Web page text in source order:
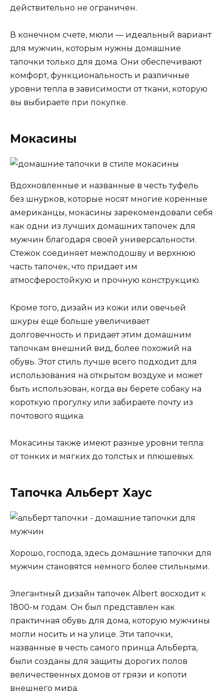
действительно не ограничен.
В конечном счете, мюли — идеальный вариант
для мужчин, которым нужны домашние
тапочки только для дома. Они обеспечивают
комфорт, функциональность и различные
уровни тепла в зависимости от ткани, которую
вы выбираете при покупке.
Мокасины
Вдохновленные и названные в честь туфель
без шнурков, которые носят многие коренные
американцы, мокасины зарекомендовали себя
как одни из лучших домашних тапочек для
мужчин благодаря своей универсальности.
Стежок соединяет межподошву и верхнюю
часть тапочек, что придает им
атмосферостойкую и прочную конструкцию.
Кроме того, дизайн из кожи или овечьей
шкуры еще больше увеличивает
долговечность и придает этим домашним
тапочкам внешний вид, более похожий на
обувь. Этот стиль лучше всего подходит для
использования на открытом воздухе и может
быть использован, когда вы берете собаку на
короткую прогулку или забираете почту из
почтового ящика.
Мокасины также имеют разные уровни тепла:
от тонких и мягких до толстых и плюшевых.
Тапочка Альберт Хаус
Хорошо, господа, здесь домашние тапочки для
мужчин становятся немного более стильными.
Элегантный дизайн тапочек Albert восходит к
1800-м годам. Он был представлен как
практичная обувь для дома, которую мужчины
могли носить и на улице. Эти тапочки,
названные в честь самого принца Альберта,
были созданы для защиты дорогих полов
величественных домов от грязи и копоти
внешнего мира.